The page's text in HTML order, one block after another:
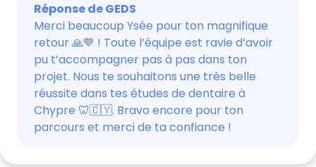
Réponse de GEDS
Merci beaucoup Ysée pour ton magnifique
retour 🙏💙 ! Toute l’équipe est ravie d’avoir
pu t’accompagner pas à pas dans ton
projet. Nous te souhaitons une très belle
réussite dans tes études de dentaire à
Chypre 🦷🇨🇾. Bravo encore pour ton
parcours et merci de ta confiance !